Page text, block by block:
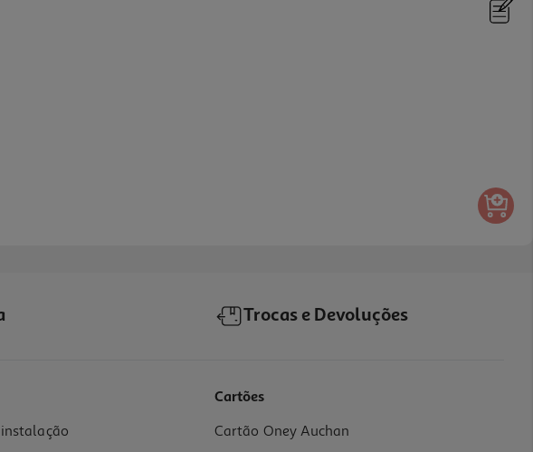
Trocas e Devoluções
Cartões
Cartão Oney Auchan